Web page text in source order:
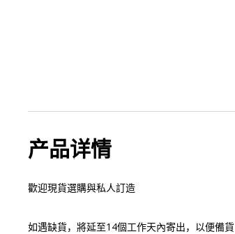
产品详情
歡迎現貨選購與私人訂造
如遇缺貨，將延至14個工作天內寄出，以便備貨